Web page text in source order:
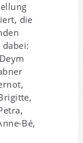
die
Bé,